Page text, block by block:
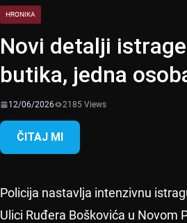
HRONIKA
Novi detalji
butika, jedna
12/06/2026 2185 Views
ČITAJ MI
Policija nastavlja intenzivnu
Ulici Ruđera Boškovića u Novom